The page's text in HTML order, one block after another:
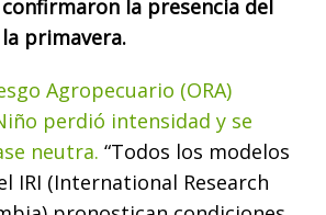
la presencia del
primavera.
Agropecuario (ORA)
perdió intensidad y se
neutra. “Todos los modelos
IRI (International Research